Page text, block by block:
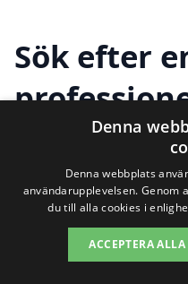
Sök efter
städer
Att skapa en
Denna
Denna webbplats
användarupplevelsen. Genom
du till alla cookies i
ACCEPTERA ALLA